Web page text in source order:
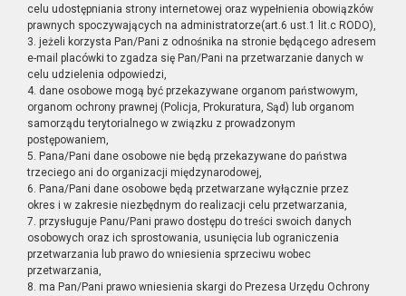
celu udostępniania strony internetowej oraz wypełnienia obowiązków
prawnych spoczywających na administratorze(art.6 ust.1 lit.c RODO),
3. jeżeli korzysta Pan/Pani z odnośnika na stronie będącego adresem
e-mail placówki to zgadza się Pan/Pani na przetwarzanie danych w
celu udzielenia odpowiedzi,
4. dane osobowe mogą być przekazywane organom państwowym,
organom ochrony prawnej (Policja, Prokuratura, Sąd) lub organom
samorządu terytorialnego w związku z prowadzonym
postępowaniem,
5. Pana/Pani dane osobowe nie będą przekazywane do państwa
trzeciego ani do organizacji międzynarodowej,
6. Pana/Pani dane osobowe będą przetwarzane wyłącznie przez
okres i w zakresie niezbędnym do realizacji celu przetwarzania,
7. przysługuje Panu/Pani prawo dostępu do treści swoich danych
osobowych oraz ich sprostowania, usunięcia lub ograniczenia
przetwarzania lub prawo do wniesienia sprzeciwu wobec
przetwarzania,
8. ma Pan/Pani prawo wniesienia skargi do Prezesa Urzędu Ochrony